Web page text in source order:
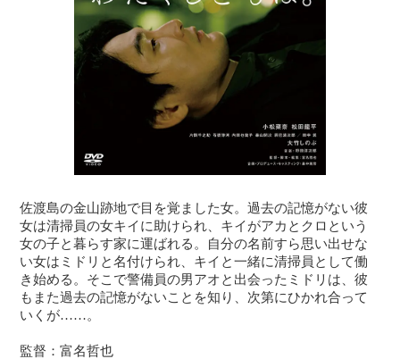
佐渡島の金山跡地で目を覚ました女。過去の記憶がない彼
女は清掃員の女キイに助けられ、キイがアカとクロという
女の子と暮らす家に運ばれる。自分の名前すら思い出せな
い女はミドリと名付けられ、キイと一緒に清掃員として働
き始める。そこで警備員の男アオと出会ったミドリは、彼
もまた過去の記憶がないことを知り、次第にひかれ合って
いくが……。
監督：富名哲也